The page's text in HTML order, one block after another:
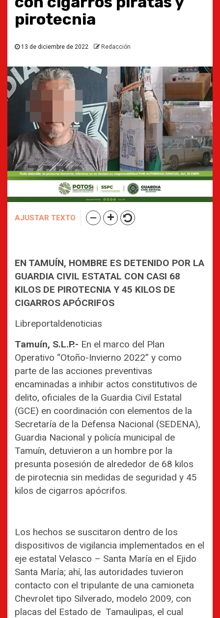
pirotecnia
13 de diciembre de 2022 Redacción
AJUSTAR TEXTO
EN TAMUÍN, HOMBRE ES DETENIDO POR LA
GUARDIA CIVIL ESTATAL CON CASI 68
KILOS DE PIROTECNIA Y 45 KILOS DE
CIGARROS APÓCRIFOS
Libreportaldenoticias
Tamuín, S.L.P.- En el marco del Plan
Operativo “Otoño-Invierno 2022” y como
parte de las acciones preventivas
encaminadas a inhibir actos constitutivos de
delito, oficiales de la Guardia Civil Estatal
(GCE) en coordinación con elementos de la
Secretaría de la Defensa Nacional (SEDENA),
Guardia Nacional y policía municipal de
Tamuín, detuvieron a un hombre por la
presunta posesión de alrededor de 68 kilos
de pirotecnia sin medidas de seguridad y 45
kilos de cigarros apócrifos.
Los hechos se suscitaron dentro de los
dispositivos de vigilancia implementados en el
eje estatal Velasco – Santa María en el Ejido
Santa María; ahí, las autoridades tuvieron
contacto con el tripulante de una camioneta
Chevrolet tipo Silverado, modelo 2009, con
placas del Estado de Tamaulipas, el cual